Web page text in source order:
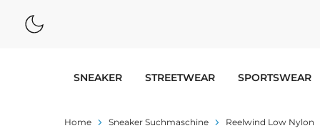
SNEAKER STREETWEAR SPORTSWEAR
Home Sneaker Suchmaschine Reelwind Low Nylon